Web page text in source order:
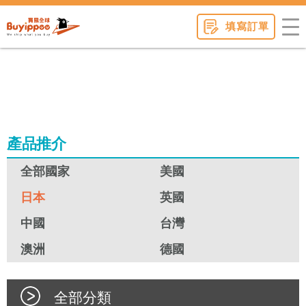
填寫訂單
產品推介
全部國家
美國
日本
英國
中國
台灣
澳洲
德國
全部分類